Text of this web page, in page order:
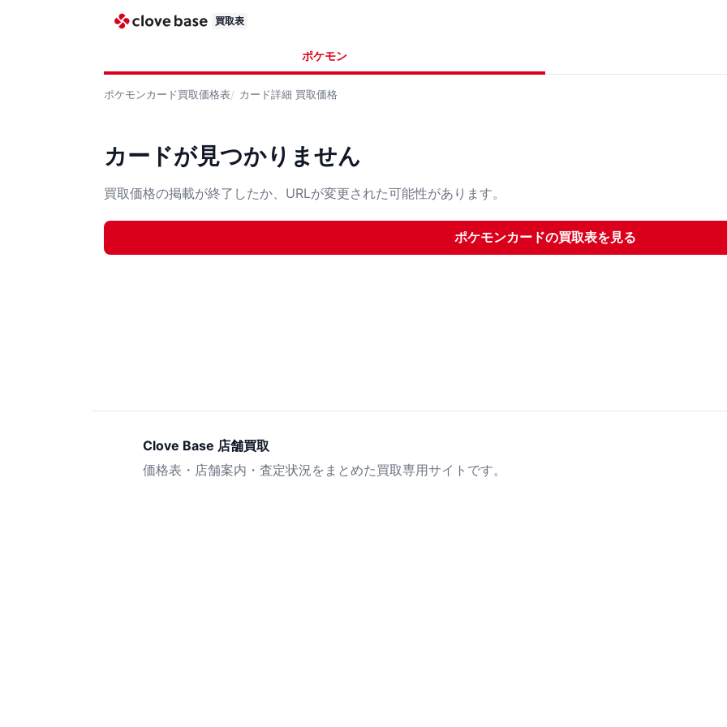
買取表
ポケモン
ポケモンカード買取価格表 カード詳細 買取価格
カードが見つかりません
買取価格の掲載が終了したか、URLが変更された可能性があります。
ポケモンカードの買取表を見る
Clove Base 店舗買取
価格表・店舗案内・査定状況をまとめた買取専用サイトです。